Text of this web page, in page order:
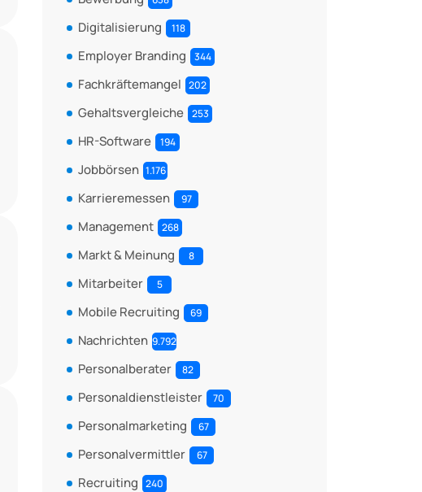
Digitalisierung 118
Employer Branding 344
Fachkräftemangel 202
Gehaltsvergleiche 253
HR-Software 194
Jobbörsen 1.176
Karrieremessen 97
Management 268
Markt & Meinung 8
Mitarbeiter 5
Mobile Recruiting 69
Nachrichten 9.792
Personalberater 82
Personaldienstleister 70
Personalmarketing 67
Personalvermittler 67
Recruiting 240